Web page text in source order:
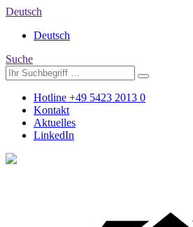
Deutsch
Deutsch
Suche
Hotline +49 5423 2013 0
Kontakt
Aktuelles
LinkedIn